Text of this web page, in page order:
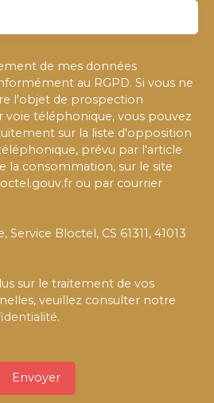
de mes données
au RGPD. Si vous ne
l'objet de prospection
voie téléphonique, vous pouvez
sur la liste d'opposition
prévu par l'article
la consommation, sur le site
ou par courrier
Bloctel, CS 61311, 41013
sur le traitement de vos
veuillez consulter notre
.
Envoyer